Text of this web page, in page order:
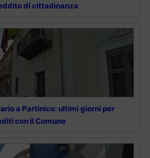
di cittadinanza
a Partinico: ultimi giorni per
con il Comune